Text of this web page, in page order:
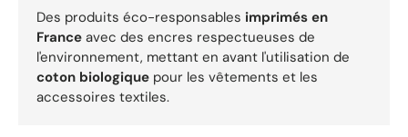
Des produits éco-responsables imprimés en
France avec des encres respectueuses de
l'environnement, mettant en avant l'utilisation de
coton biologique pour les vêtements et les
accessoires textiles.